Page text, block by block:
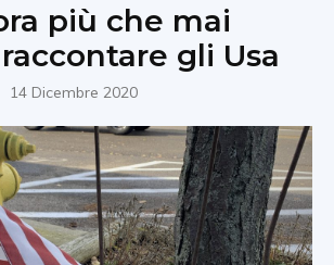
più che mai
gli Usa
14 Dicembre 2020